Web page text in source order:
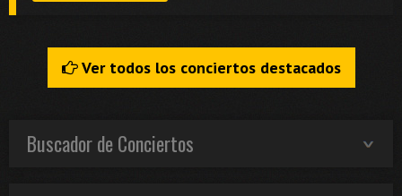
Ver todos los conciertos destacados
Buscador de Conciertos